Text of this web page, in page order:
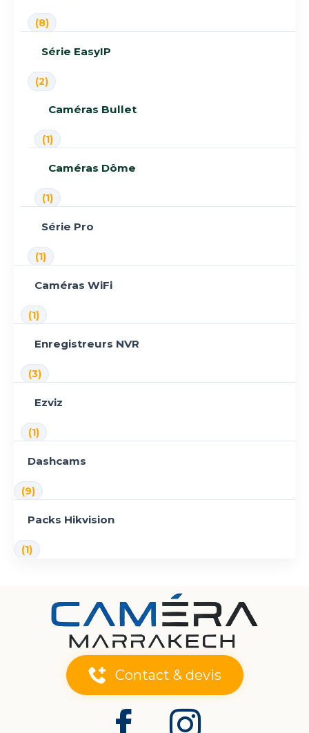
(8)
Série EasyIP
(2)
Caméras Bullet
(1)
Caméras Dôme
(1)
Série Pro
(1)
Caméras WiFi
(1)
Enregistreurs NVR
(3)
Ezviz
(1)
Dashcams
(9)
Packs Hikvision
(1)
Contact & devis